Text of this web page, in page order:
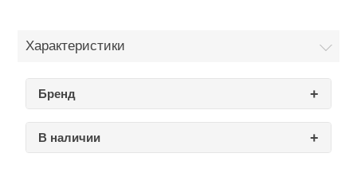
Поиск
Характеристики
Бренд
В наличии